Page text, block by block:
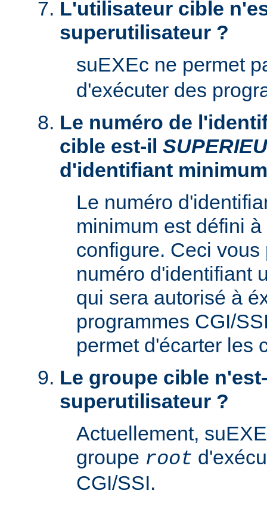
L'utilisateur cible
superutilisateur ?
suEXEc ne permet
d'exécuter des
Le numéro de
cible est-il
d'identifiant
Le numéro
minimum est défini
configure. Ceci
numéro d'identifiant
qui sera autorisé à
programmes CGI/
permet d'écarter les
Le groupe cible
superutilisateur ?
Actuellement,
groupe root
CGI/SSI.